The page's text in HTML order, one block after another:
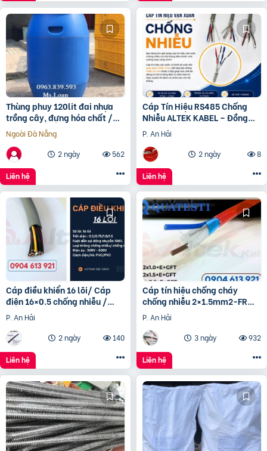
Thùng phuy 120lit đai nhựa
trồng cây, đựng hóa chất /
0963 839 593 Ms.Loan
Ngoài Đà Nẵng
2 ngày
562
Liên hệ
Cáp Tín Hiệu RS485 Chống
Nhiễu ALTEK KABEL – Đồng
Nguyên Chất 100%, Truyền
Tín Hiệu Ổn Định
P. An Hải
2 ngày
8
Liên hệ
Cáp điều khiển 16 lõi/ Cáp
điện 16×0.5 chống nhiễu /
Control Cable SH -500
16×0.75 Altek Kabel
P. An Hải
2 ngày
140
Liên hệ
Cáp tín hiệu chống cháy
chống nhiễu 2×1.5mm2-FR
Altek Kabel
P. An Hải
3 ngày
932
Liên hệ